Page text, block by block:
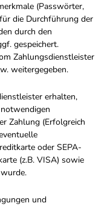
(Passwörter,
die Durchführung der
durch den
gespeichert.
Zahlungsdienstleister
weitergegeben.
erhalten,
Zahlung (Erfolgreich
oder SEPA-
(z.B. VISA) sowie
und